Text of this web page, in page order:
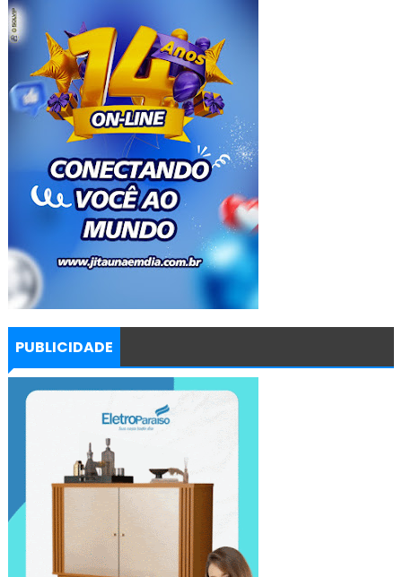
PUBLICIDADE